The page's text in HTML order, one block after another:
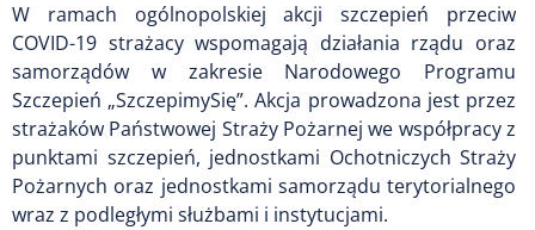
W ramach ogólnopolskiej akcji szczepień przeciw
COVID-19 strażacy wspomagają działania rządu oraz
samorządów w zakresie Narodowego Programu
Szczepień „SzczepimySię”. Akcja prowadzona jest przez
strażaków Państwowej Straży Pożarnej we współpracy z
punktami szczepień, jednostkami Ochotniczych Straży
Pożarnych oraz jednostkami samorządu terytorialnego
wraz z podległymi służbami i instytucjami.